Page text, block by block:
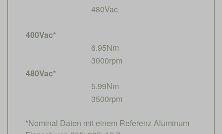
480Vac
400Vac*
6.95Nm
3000rpm
480Vac*
5.99Nm
3500rpm
*Nominal Daten mit einem Referenz Aluminum